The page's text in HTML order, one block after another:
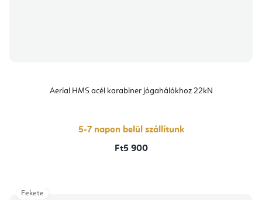
Aerial HMS acél karabiner jógahálókhoz 22kN
5-7 napon belül szállítunk
Ft5 900
Fekete